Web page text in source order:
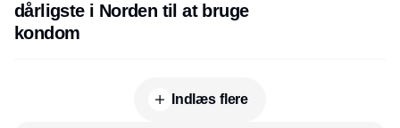
dårligste i Norden til at bruge
kondom
Indlæs flere